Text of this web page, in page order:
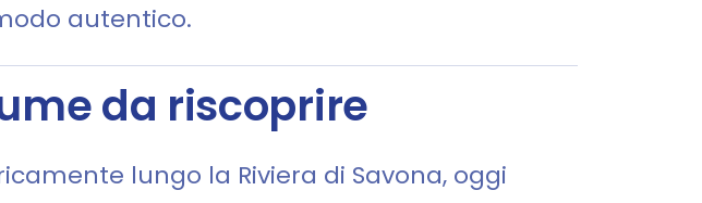
autentico.
da riscoprire
lungo la Riviera di Savona, oggi